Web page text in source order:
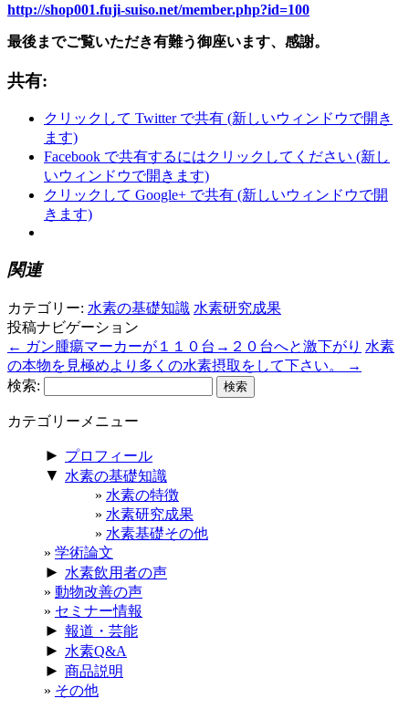
http://shop001.fuji-suiso.net/member.php?id=100
最後までご覧いただき有難う御座います、感謝。
共有:
クリックして Twitter で共有 (新しいウィンドウで開き
ます)
Facebook で共有するにはクリックしてください (新し
いウィンドウで開きます)
クリックして Google+ で共有 (新しいウィンドウで開
きます)
関連
カテゴリー: 水素の基礎知識 水素研究成果
投稿ナビゲーション
← ガン腫瘍マーカーが１１０台→２０台へと激下がり 水素
の本物を見極めより多くの水素摂取をして下さい。
→
検索:
カテゴリーメニュー
► プロフィール
▼ 水素の基礎知識
水素の特徴
水素研究成果
水素基礎その他
学術論文
► 水素飲用者の声
動物改善の声
セミナー情報
► 報道・芸能
► 水素Q&A
► 商品説明
その他